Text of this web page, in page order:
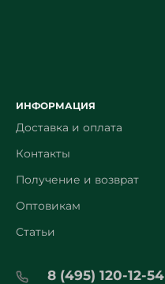
ИНФОРМАЦИЯ
Доставка и оплата
Контакты
Получение и возврат
Оптовикам
Статьи
8 (495) 120-12-54